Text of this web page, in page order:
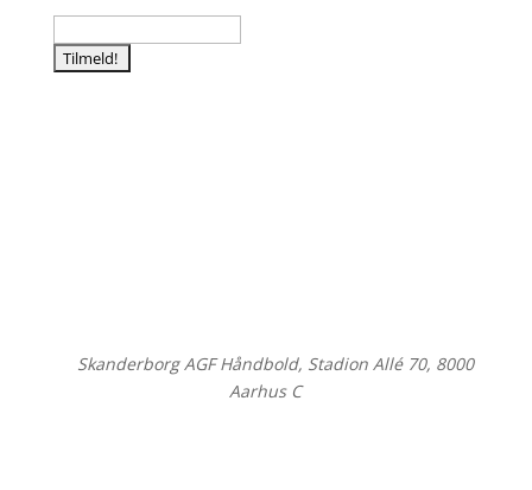
Skanderborg AGF Håndbold, Stadion Allé 70, 8000
Aarhus C